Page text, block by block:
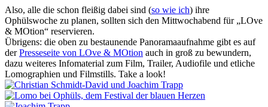
Also, alle die schon fleißig dabei sind (so wie ich) ihre
Ophülswoche zu planen, sollten sich den Mittwochabend für „LOve
& MOtion“ reservieren.
Übrigens: die oben zu bestaunende Panoramaaufnahme gibt es auf
derPresseseite von LOve & MOtion auch in groß zu bewundern,
dazu weiteres Infomaterial zum Film, Trailer, Audiofile und etliche
Lomographien und Filmstills. Take a look!